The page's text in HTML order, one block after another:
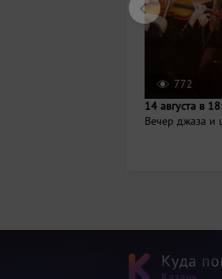
772
14 августа в
Вечер джаза и